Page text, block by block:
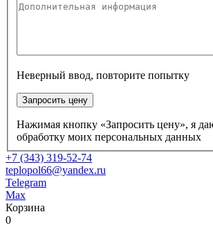
Неверный ввод, повторите попытку
Запросить цену
Нажимая кнопку «Запросить цену», я
обработку моих персональных данных
+7 (343) 319-52-74
teplopol66@yandex.ru
Telegram
Max
Корзина
0